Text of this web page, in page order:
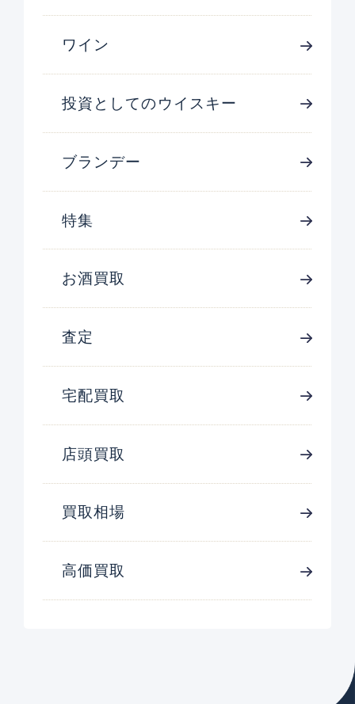
ワイン
投資としてのウイスキー
ブランデー
特集
お酒買取
査定
宅配買取
店頭買取
買取相場
高価買取